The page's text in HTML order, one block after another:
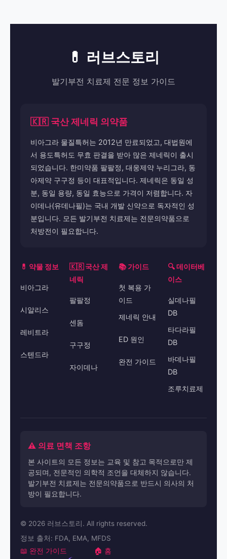
💊 러브스토리
발기부전 치료제 전문 정보 가이드
🇰🇷 국산 제네릭 의약품
비아그라 물질특허는 2012년 만료되었고, 대법원에
서 용도특허도 무효 판결을 받아 많은 제네릭이 출시
되었습니다. 한미약품 팔팔정, 대웅제약 누리그라, 동
아제약 구구정 등이 대표적입니다. 제네릭은 동일 성
분, 동일 용량, 동일 효능으로 가격이 저렴합니다. 자
이데나(유데나필)는 국내 개발 신약으로 독자적인 성
분입니다. 모든 발기부전 치료제는 전문의약품으로
처방전이 필요합니다.
💊 약물 정보
비아그라
시알리스
레비트라
스텐드라
🇰🇷 국산 제
네릭
팔팔정
센돔
구구정
자이데나
📚 가이드
첫 복용 가
이드
제네릭 안내
ED 원인
완전 가이드
🔍 데이터베
이스
실데나필
DB
타다라필
DB
바데나필
DB
조루치료제
⚠️ 의료 면책 조항
본 사이트의 모든 정보는 교육 및 참고 목적으로만 제
공되며, 전문적인 의학적 조언을 대체하지 않습니다.
발기부전 치료제는 전문의약품으로 반드시 의사의 처
방이 필요합니다.
© 2026 러브스토리. All rights reserved.
정보 출처: FDA, EMA, MFDS
📖 완전 가이드 🏠 홈